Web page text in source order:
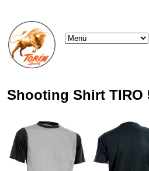
Shooting Shirt TIRO